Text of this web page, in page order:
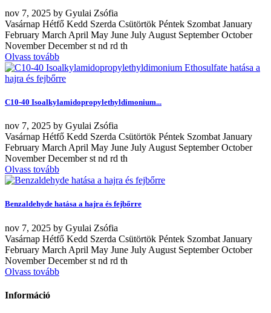
nov 7, 2025 by Gyulai Zsófia
Vasárnap Hétfő Kedd Szerda Csütörtök Péntek Szombat January
February March April May June July August September October
November December st nd rd th
Olvass tovább
C10-40 Isoalkylamidopropylethyldimonium...
nov 7, 2025 by Gyulai Zsófia
Vasárnap Hétfő Kedd Szerda Csütörtök Péntek Szombat January
February March April May June July August September October
November December st nd rd th
Olvass tovább
Benzaldehyde hatása a hajra és fejbőrre
nov 7, 2025 by Gyulai Zsófia
Vasárnap Hétfő Kedd Szerda Csütörtök Péntek Szombat January
February March April May June July August September October
November December st nd rd th
Olvass tovább
Információ